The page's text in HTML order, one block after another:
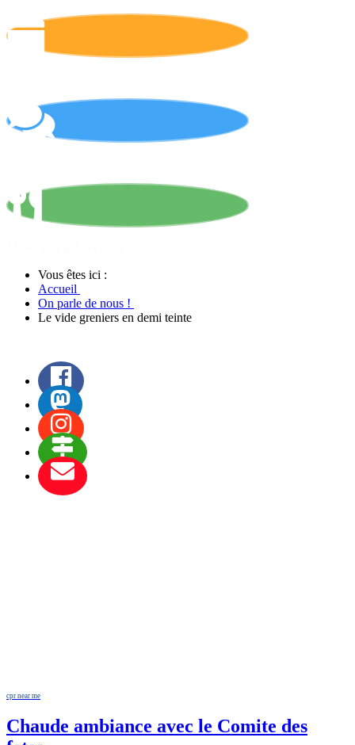
Vous êtes ici :
Accueil
On parle de nous !
Le vide greniers en demi teinte
cpr near me
Chaude ambiance avec le Comite des